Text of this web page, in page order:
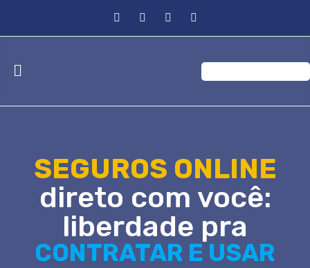
SEGUROS ONLINE
direto com você:
liberdade pra
CONTRATAR E USAR